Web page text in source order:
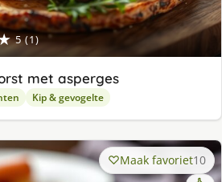
5 (1)
met asperges
Kip & gevogelte
Maak favoriet10